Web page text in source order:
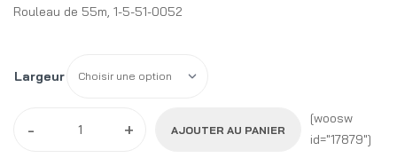
Rouleau de 55m, 1-5-51-0052
Largeur
- + AJOUTER AU PANIER
[woosw
id="17879"]